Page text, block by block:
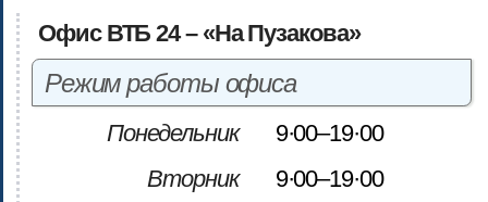
Офис ВТБ 24 – «На Пузакова»
Режим работы офиса
Понедельник
9·00–19·00
Вторник
9·00–19·00